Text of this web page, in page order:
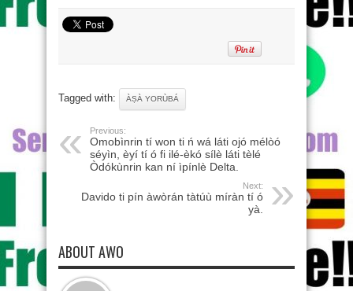
Tagged with: ÀṢÀ YORÙBÁ
Previous:
Omobìnrin tí won ti ń wá láti ojó mélòó
séyìn, èyí tí ó fi ilé-èkó sílè láti tèlé
Òdókùnrin kan ní ìpínlè Delta.
Next:
Davido ti pín àwòrán tàtúù míràn tí ó
yà.
ABOUT AWO